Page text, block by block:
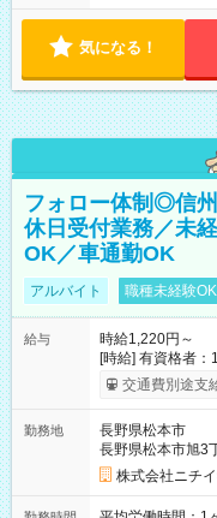
気になる！
フォロー体制◎信
休日受付業務／未
OK／車通勤OK
アルバイト 職種未経験OK
給与
時給1,220円～
[時給] 有資格者：1220円
度あり 進級により給与が
あり 試用期間の
交通費別途支
勤務地
長野県松本市
長野県松本市旭3
株式会社ニチ